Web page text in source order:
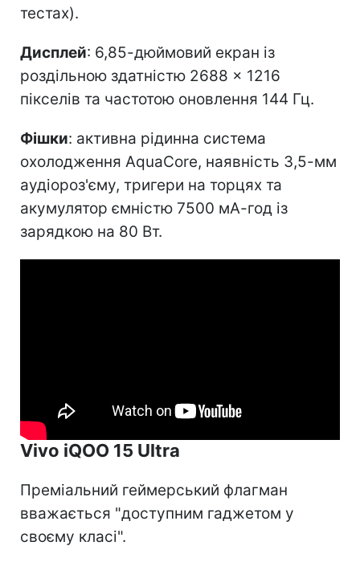
тестах).
Дисплей: 6,85-дюймовий екран із
роздільною здатністю 2688 × 1216
пікселів та частотою оновлення 144 Гц.
Фішки: активна рідинна система
охолодження AquaCore, наявність 3,5-мм
аудіороз'єму, тригери на торцях та
акумулятор ємністю 7500 мА-год із
зарядкою на 80 Вт.
Vivo iQOO 15 Ultra
Преміальний геймерський флагман
вважається "доступним гаджетом у
своєму класі".